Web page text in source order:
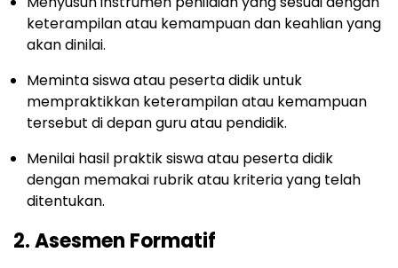
keterampilan atau kemampuan dan keahlian yang
akan dinilai.
Meminta siswa atau peserta didik untuk
mempraktikkan keterampilan atau kemampuan
tersebut di depan guru atau pendidik.
Menilai hasil praktik siswa atau peserta didik
dengan memakai rubrik atau kriteria yang telah
ditentukan.
2. Asesmen Formatif